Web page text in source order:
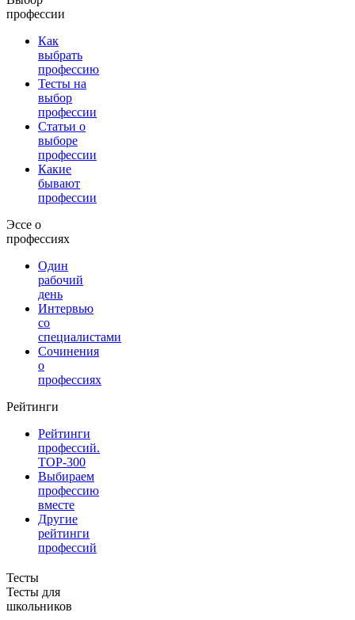
профессии
Как
выбрать
профессию
Тесты на
выбор
профессии
Статьи о
выборе
профессии
Какие
бывают
профессии
Эссе о
профессиях
Один
рабочий
день
Интервью
со
специалистами
Сочинения
о
профессиях
Рейтинги
Рейтинги
профессий.
TOP-300
Выбираем
профессию
вместе
Другие
рейтинги
профессий
Тесты
Тесты для
школьников